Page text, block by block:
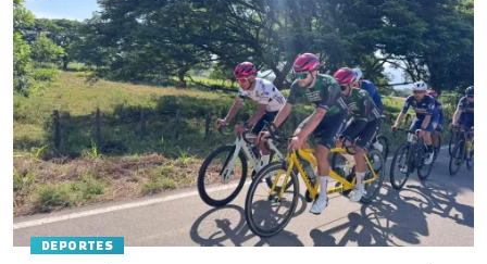
DEPORTES